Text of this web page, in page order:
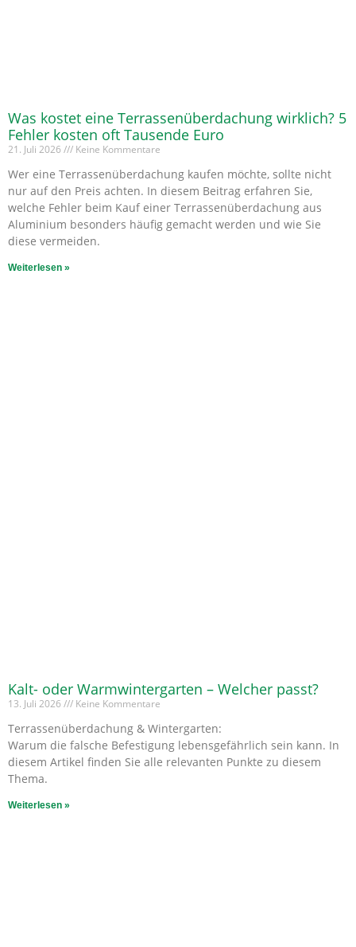
Was kostet eine Terrassenüberdachung wirklich? 5
Fehler kosten oft Tausende Euro
21. Juli 2026 Keine Kommentare
Wer eine Terrassenüberdachung kaufen möchte, sollte nicht
nur auf den Preis achten. In diesem Beitrag erfahren Sie,
welche Fehler beim Kauf einer Terrassenüberdachung aus
Aluminium besonders häufig gemacht werden und wie Sie
diese vermeiden.
Weiterlesen »
Kalt- oder Warmwintergarten – Welcher passt?
13. Juli 2026 Keine Kommentare
Terrassenüberdachung & Wintergarten:
Warum die falsche Befestigung lebensgefährlich sein kann. In
diesem Artikel finden Sie alle relevanten Punkte zu diesem
Thema.
Weiterlesen »